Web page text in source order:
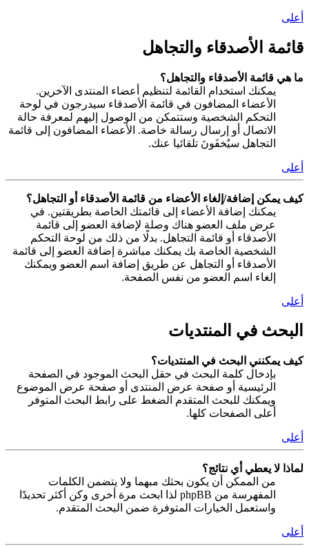
أعلى
قائمة الأصدقاء والتجاهل
ما هي قائمة الأصدقاء والتجاهل؟
يمكنك استخدام القائمة لتنظيم أعضاء المنتدى الآخرين.
الأعضاء المضافون في قائمة الأصدقاء سيدرجون في لوحة
التحكم الشخصية وستتمكن من الوصول إليهم لمعرفة حالة
الاتصال أو إرسال رسالة خاصة. الأعضاء المضافون إلى قائمة
التجاهل سيُخفَونَ تلقائيا عنك.
أعلى
كيف يمكن إضافة/إلغاء الأعضاء من قائمة الأصدقاء أو التجاهل؟
يمكنك إضافة الأعضاء إلى قائمتك الخاصة بطريقتين. في
عرض ملف العضو هناك وصلة لإضافة العضو إلى قائمة
الأصدقاء أو قائمة التجاهل. بدلًا من ذلك من لوحة التحكم
الشخصية الخاصة بك يمكنك مباشرة إضافة العضو إلى قائمة
الأصدقاء أو التجاهل عن طريق إضافة اسم العضو ويمكنك
إلغاء اسم العضو من نفس الصفحة.
أعلى
البحث في المنتديات
كيف يمكنني البحث في المنتديات؟
بإدخال كلمة البحث في حقل البحث الموجود في الصفحة
الرئيسية أو صفحة عرض المنتدى أو صفحة عرض الموضوع
ويمكنك للبحث المتقدم الضغط على رابط البحث المتوفر
أعلى الصفحات كلها.
أعلى
لماذا لا يعطي أي نتائج؟
من الممكن أن يكون بحثك مبهما ولا يتضمن الكلمات
المفهرسة من phpBB لذا ابحث مرة أخرى وكن أكثر تحديدًا
واستعمل الخيارات المتوفرة ضمن البحث المتقدم.
أعلى